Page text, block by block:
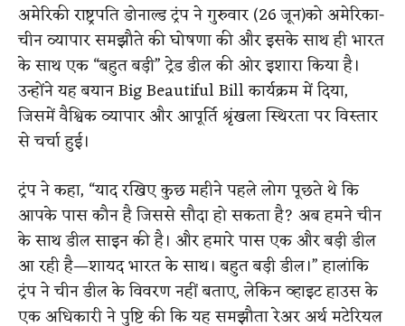
अमेरिकी राष्ट्रपति डोनाल्ड ट्रंप ने गुरुवार (26 जून)को अमेरिका-
चीन व्यापार समझौते की घोषणा की और इसके साथ ही भारत
के साथ एक “बहुत बड़ी” ट्रेड डील की ओर इशारा किया है।
उन्होंने यह बयान Big Beautiful Bill कार्यक्रम में दिया,
जिसमें वैश्विक व्यापार और आपूर्ति श्रृंखला स्थिरता पर विस्तार
से चर्चा हुई।
ट्रंप ने कहा, “याद रखिए कुछ महीने पहले लोग पूछते थे कि
आपके पास कौन है जिससे सौदा हो सकता है? अब हमने चीन
के साथ डील साइन की है। और हमारे पास एक और बड़ी डील
आ रही है—शायद भारत के साथ। बहुत बड़ी डील।” हालांकि
ट्रंप ने चीन डील के विवरण नहीं बताए, लेकिन व्हाइट हाउस के
एक अधिकारी ने पुष्टि की कि यह समझौता रेअर अर्थ मटेरियल